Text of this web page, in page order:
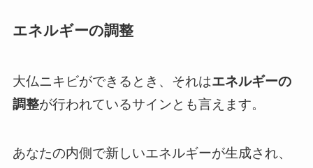
エネルギーの調整
大仏ニキビができるとき、それはエネルギーの
調整が行われているサインとも言えます。
あなたの内側で新しいエネルギーが生成され、